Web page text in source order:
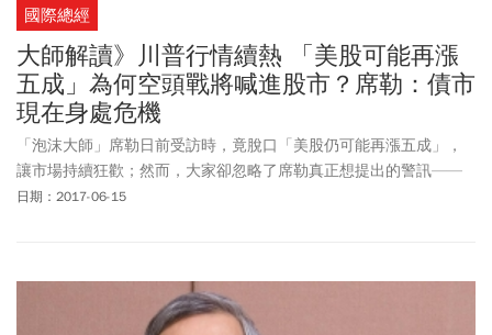
國際總經
大師解讀》川普行情續熱 「美股可能再漲
五成」為何空頭戰將喊進股市？席勒：債市
現在身處危機
「泡沫大師」席勒日前受訪時，竟脫口「美股仍可能再漲五成」，
讓市場持續狂歡；然而，大家卻忽略了席勒真正想提出的警訊——
「債券價格偏高，且聯準會正準備開始緊縮……。」
日期：2017-06-15